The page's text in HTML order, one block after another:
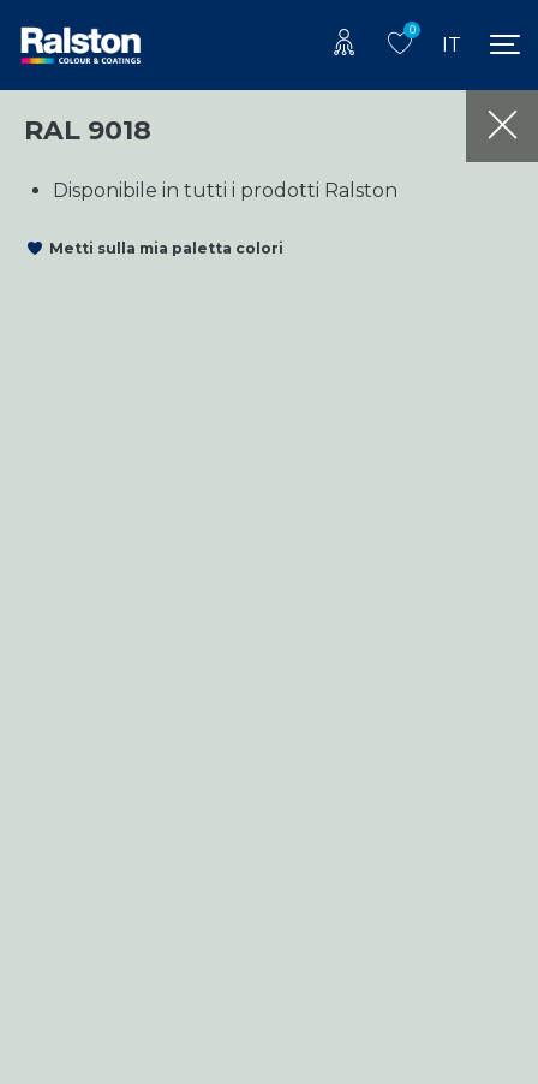
0
IT
RAL 9018
Disponibile in tutti i prodotti Ralston
Metti sulla mia paletta colori